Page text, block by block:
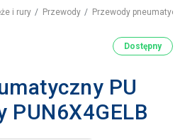
i rury Przewody Przewody
Dostępny
PU
PUN6X4GELB